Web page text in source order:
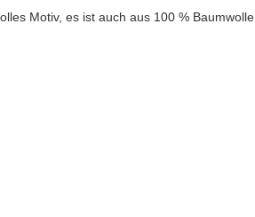
Motiv, es ist auch aus 100 % Baumwolle.